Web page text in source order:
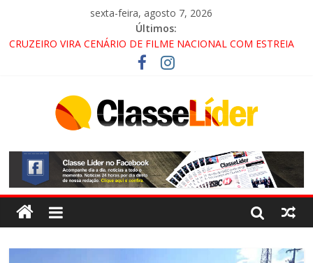
sexta-feira, agosto 7, 2026
Últimos:
CRUZEIRO VIRA CENÁRIO DE FILME NACIONAL COM ESTREIA
PROMOTOR DO GAECO
ACESSO À APARECIDA NA DUTRA SERÁ BLOQUEADO NO FIM
ALTERNATIVAS
LORENA, PINDAMONHANGABA E QUELUZ NA RETA FINAL
PELA FÁBRICA DA COCA-COLA!